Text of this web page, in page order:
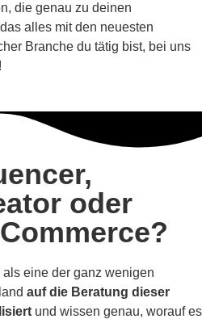
die genau zu deinen
alles mit den neuesten
Branche du tätig bist, bei uns
oder
eine der ganz wenigen
auf die Beratung dieser
und wissen genau, worauf es